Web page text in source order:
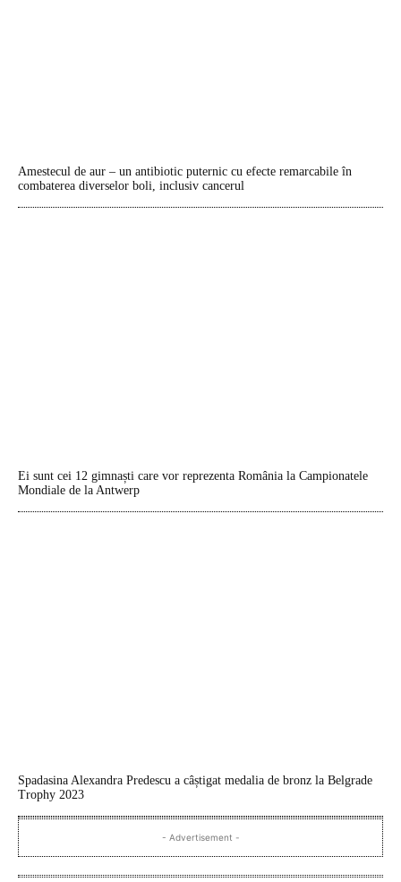
Amestecul de aur – un antibiotic puternic cu efecte remarcabile în
combaterea diverselor boli, inclusiv cancerul
Ei sunt cei 12 gimnaști care vor reprezenta România la Campionatele
Mondiale de la Antwerp
Spadasina Alexandra Predescu a câștigat medalia de bronz la Belgrade
Trophy 2023
- Advertisement -